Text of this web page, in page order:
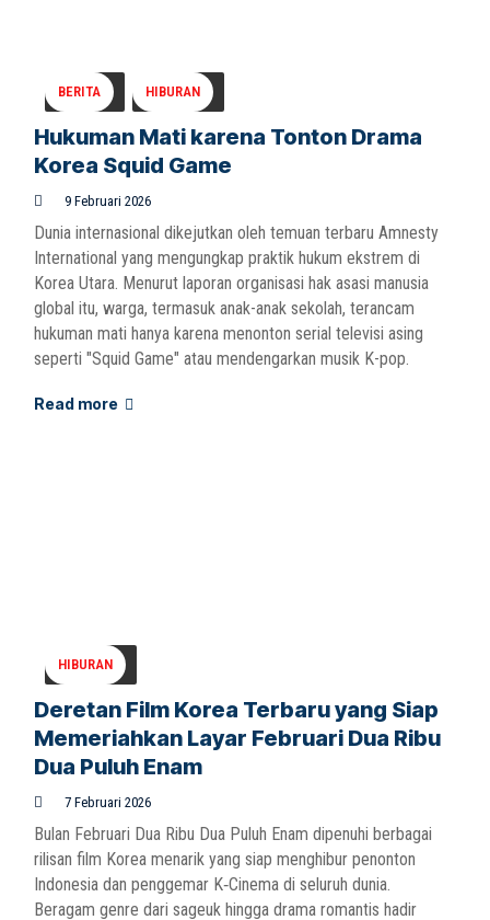
BERITA HIBURAN
Hukuman Mati karena Tonton Drama
Korea Squid Game
9 Februari 2026
Dunia internasional dikejutkan oleh temuan terbaru Amnesty
International yang mengungkap praktik hukum ekstrem di
Korea Utara. Menurut laporan organisasi hak asasi manusia
global itu, warga, termasuk anak-anak sekolah, terancam
hukuman mati hanya karena menonton serial televisi asing
seperti "Squid Game" atau mendengarkan musik K-pop.
Read more
HIBURAN
Deretan Film Korea Terbaru yang Siap
Memeriahkan Layar Februari Dua Ribu
Dua Puluh Enam
7 Februari 2026
Bulan Februari Dua Ribu Dua Puluh Enam dipenuhi berbagai
rilisan film Korea menarik yang siap menghibur penonton
Indonesia dan penggemar K‑Cinema di seluruh dunia.
Beragam genre dari sageuk hingga drama romantis hadir